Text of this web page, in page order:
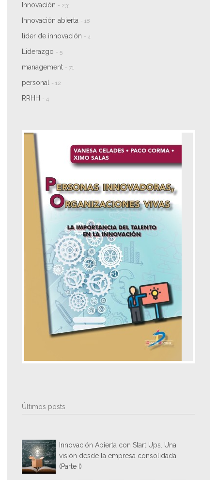
Innovación - 231
Innovación abierta - 18
líder de innovación - 4
Liderazgo - 5
management - 71
personal - 12
RRHH - 4
Últimos posts
Innovación Abierta con Start Ups. Una
visión desde la empresa consolidada
(Parte I)